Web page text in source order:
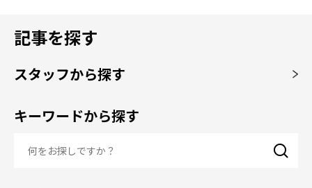
記事を探す
スタッフから探す
キーワードから探す